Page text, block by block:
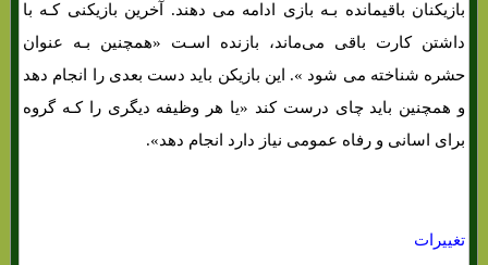
بازیکنان باقیمانده بـه بازی ادامه می دهند. آخرین بازیکنی کـه با
داشتن کارت باقی می‌ماند، بازنده اسـت «همچنین بـه عنوان
حشره شناخته می شود ». این بازیکن باید دست بعدی را انجام دهد
و همچنین باید چای درست کند «یا هر وظیفه دیگری را کـه گروه
برای اسانی و رفاه عمومی نیاز دارد انجام دهد».
تغییرات